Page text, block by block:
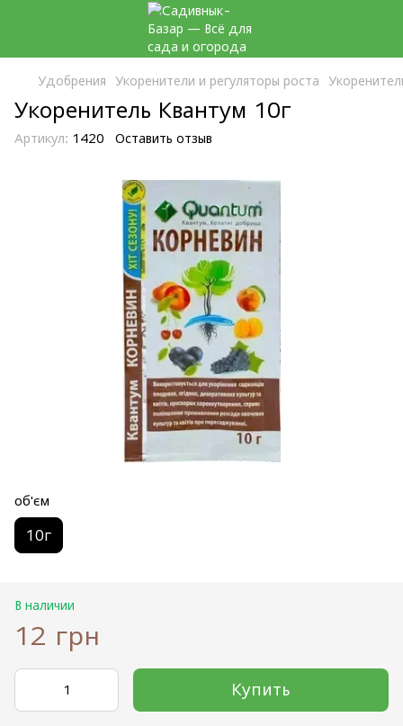
Удобрения Укоренители и регуляторы роста
Укоренитель Квантум 10г
Артикул: 1420 Оставить отзыв
об'єм
10г
В наличии
12 грн
Купить